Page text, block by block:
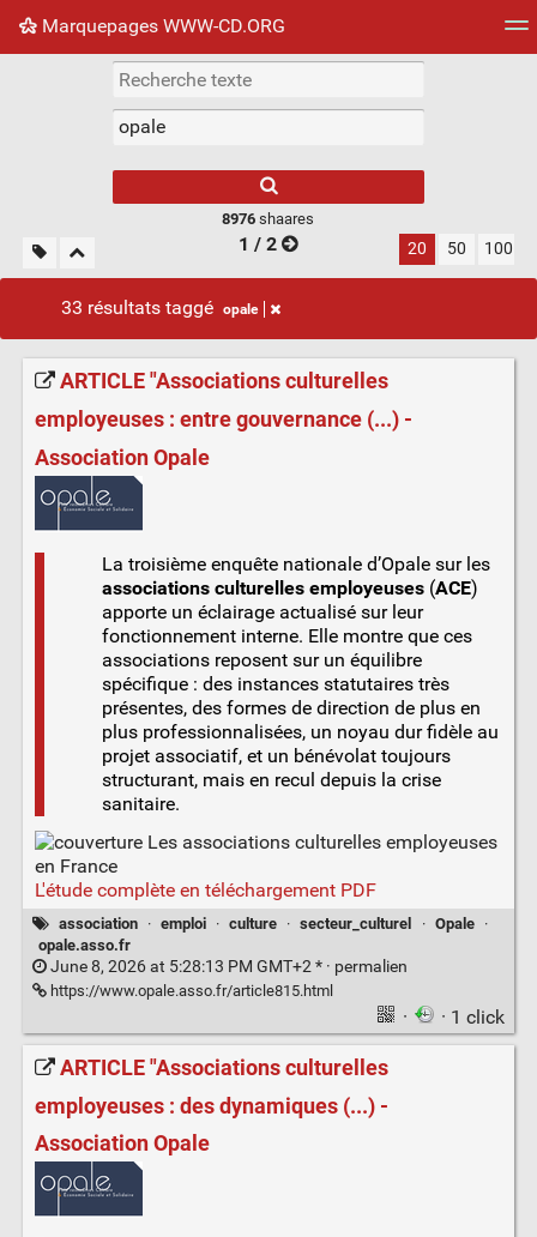
Marquepages WWW-CD.ORG
Nuage de tags Mur d'images
8976 shaares
1 / 2 20 50 100
33 résultats taggé opale
ARTICLE "Associations culturelles
employeuses : entre gouvernance (...) -
Association Opale
La troisième enquête nationale d’Opale sur les
associations culturelles employeuses(ACE)
apporte un éclairage actualisé sur leur
fonctionnement interne. Elle montre que ces
associations reposent sur un équilibre
spécifique : des instances statutaires très
présentes, des formes de direction de plus en
plus professionnalisées, un noyau dur fidèle au
projet associatif, et un bénévolat toujours
structurant, mais en recul depuis la crise
sanitaire.
L'étude complète en téléchargement PDF
association · emploi · culture · secteur_culturel · Opale
·
opale.asso.fr
June 8, 2026 at 5:28:13 PM GMT+2 * · permalien
https://www.opale.asso.fr/article815.html
· · 1 click
ARTICLE "Associations culturelles
employeuses : des dynamiques (...) -
Association Opale